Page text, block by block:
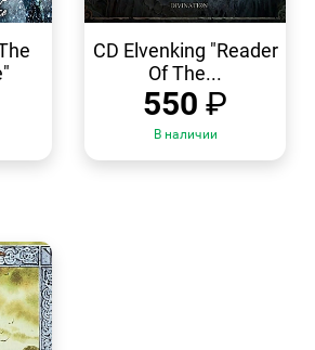
ПРОСМОТР
CD Elvenking "Reader
Of The...
550 ₽
В наличии